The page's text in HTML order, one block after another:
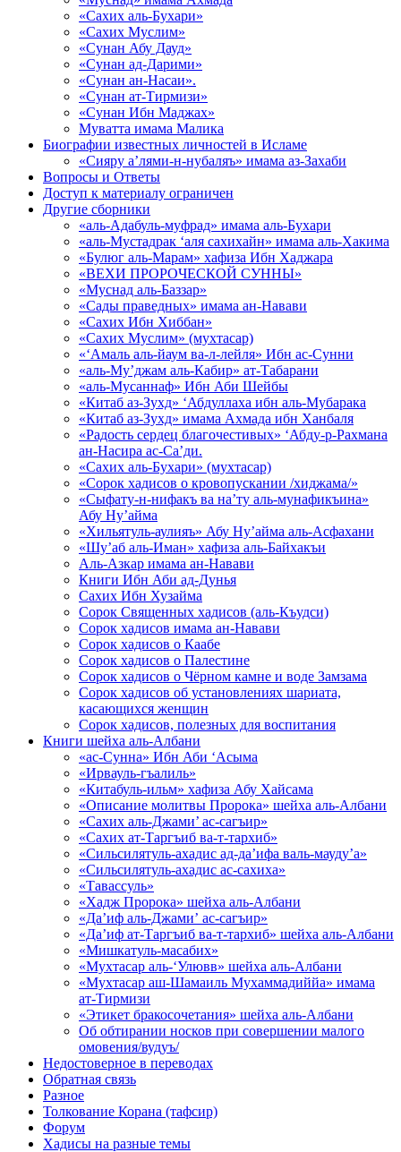
«Сахих аль-Бухари»
«Сахих Муслим»
«Сунан Абу Дауд»
«Сунан ад-Дарими»
«Сунан ан-Насаи».
«Сунан ат-Тирмизи»
«Сунан Ибн Маджах»
Муватта имама Малика
Биографии известных личностей в Исламе
«Сияру а’лями-н-нубаляъ» имама аз-Захаби
Вопросы и Ответы
Доступ к материалу ограничен
Другие сборники
«аль-Адабуль-муфрад» имама аль-Бухари
«аль-Мустадрак ‘аля сахихайн» имама аль-Хакима
«Булюг аль-Марам» хафиза Ибн Хаджара
«ВЕХИ ПРОРОЧЕСКОЙ СУННЫ»
«Муснад аль-Баззар»
«Сады праведных» имама ан-Навави
«Сахих Ибн Хиббан»
«Сахих Муслим» (мухтасар)
«‘Амаль аль-йаум ва-л-лейля» Ибн ас-Сунни
«аль-Му’джам аль-Кабир» ат-Табарани
«аль-Мусаннаф» Ибн Аби Шейбы
«Китаб аз-Зухд» ‘Абдуллаха ибн аль-Мубарака
«Китаб аз-Зухд» имама Ахмада ибн Ханбаля
«Радость сердец благочестивых» ‘Абду-р-Рахмана
ан-Насира ас-Са’ди.
«Сахих аль-Бухари» (мухтасар)
«Сорок хадисов о кровопускании /хиджама/»
«Сыфату-н-нифакъ ва на’ту аль-мунафикъина»
Абу Ну’айма
«Хильятуль-аулияъ» Абу Ну’айма аль-Асфахани
«Шу’аб аль-Иман» хафиза аль-Байхакъи
Аль-Азкар имама ан-Навави
Книги Ибн Аби ад-Дунья
Сахих Ибн Хузайма
Сорок Священных хадисов (аль-Къудси)
Сорок хадисов имама ан-Навави
Сорок хадисов о Каабе
Сорок хадисов о Палестине
Сорок хадисов о Чёрном камне и воде Замзама
Сорок хадисов об установлениях шариата,
касающихся женщин
Сорок хадисов, полезных для воспитания
Книги шейха аль-Албани
«ас-Сунна» Ибн Аби ‘Асыма
«Ирвауль-гъалиль»
«Китабуль-ильм» хафиза Абу Хайсама
«Описание молитвы Пророка» шейха аль-Албани
«Сахих аль-Джами’ ас-сагъир»
«Сахих ат-Таргъиб ва-т-тархиб»
«Сильсилятуль-ахадис ад-да’ифа валь-мауду’а»
«Сильсилятуль-ахадис ас-сахиха»
«Тавассуль»
«Хадж Пророка» шейха аль-Албани
«Да’иф аль-Джами’ ас-сагъир»
«Да’иф ат-Таргъиб ва-т-тархиб» шейха аль-Албани
«Мишкатуль-масабих»
«Мухтасар аль-‘Улювв» шейха аль-Албани
«Мухтасар аш-Шамаиль Мухаммадиййа» имама
ат-Тирмизи
«Этикет бракосочетания» шейха аль-Албани
Об обтирании носков при совершении малого
омовения/вудуъ/
Недостоверное в переводах
Обратная связь
Разное
Толкование Корана (тафсир)
Форум
Хадисы на разные темы